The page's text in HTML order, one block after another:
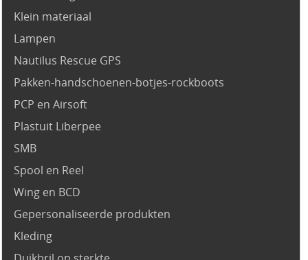
Klein materiaal
Lampen
Nautilus Rescue GPS
Pakken-handschoenen-botjes-rockboots
PCP en Airsoft
Plastuit Liberpee
SMB
Spool en Reel
Wing en BCD
Gepersonaliseerde produkten
Kleding